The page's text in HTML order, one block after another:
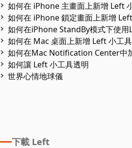
如何在 iPhone 主畫面上新增 Left
如何在 iPhone 鎖定畫面上新增
如何在iPhone StandBy模式下使
如何在 Mac 桌面上新增 Left 小工具
如何在Mac Notification Center中
如何讓 Left 小工具透明
世界心情地球儀
下載 Left